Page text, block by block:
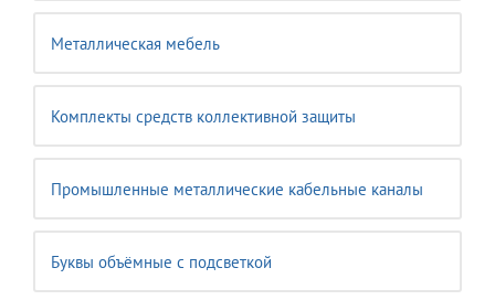
Металлическая мебель
Комплекты средств коллективной защиты
Промышленные металлические кабельные каналы
Буквы объёмные с подсветкой